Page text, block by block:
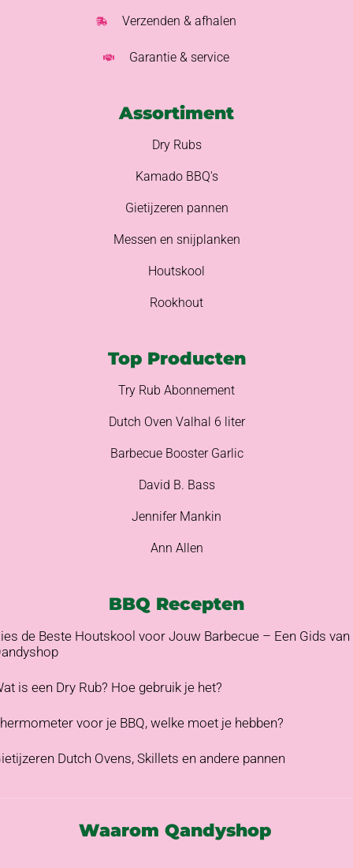
Verzenden & afhalen
Garantie & service
Assortiment
Dry Rubs
Kamado BBQ's
Gietijzeren pannen
Messen en snijplanken
Houtskool
Rookhout
Top Producten
Try Rub Abonnement
Dutch Oven Valhal 6 liter
Barbecue Booster Garlic
David B. Bass
Jennifer Mankin
Ann Allen
BBQ Recepten
de Beste Houtskool voor Jouw Barbecue – Een Gids van
is een Dry Rub? Hoe gebruik je het?
voor je BBQ, welke moet je hebben?
Dutch Ovens, Skillets en andere pannen
Waarom Qandyshop